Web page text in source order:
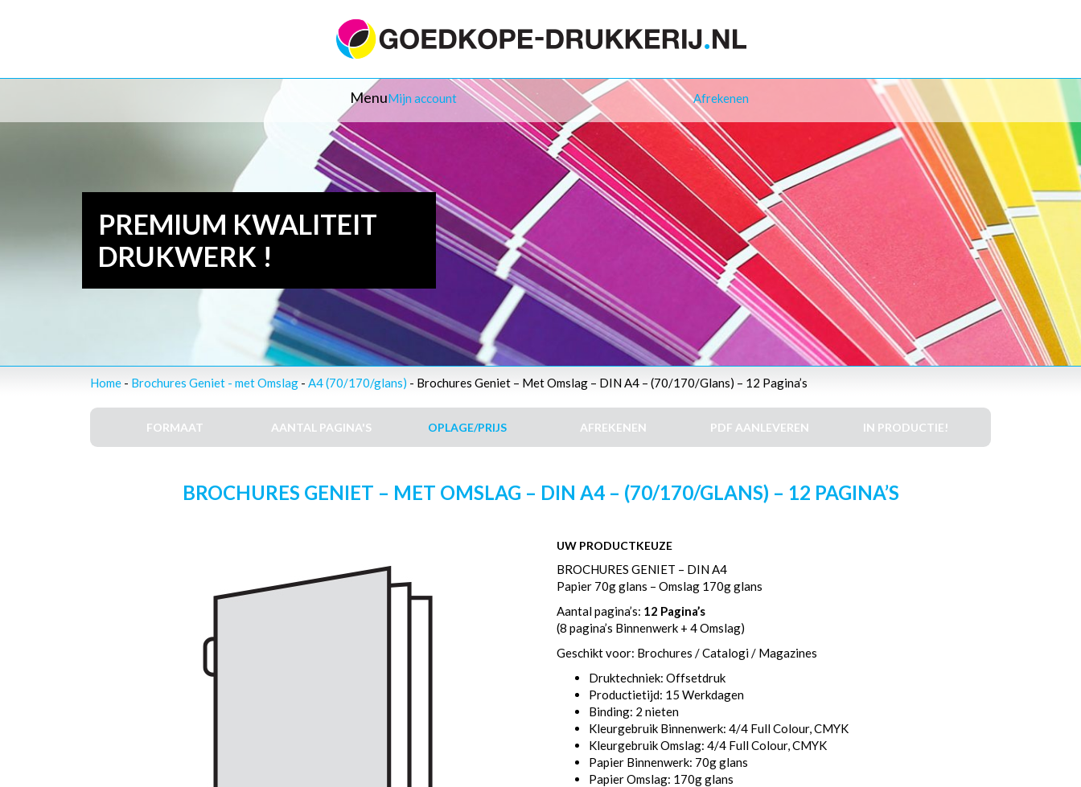
MenuMijn account Afrekenen
PREMIUM KWALITEIT
DRUKWERK !
Home - Brochures Geniet - met Omslag - A4 (70/170/glans) - Brochures Geniet – Met Omslag – DIN A4 – (70/170/Glans) – 12 Pagina’s
FORMAAT AANTAL PAGINA'S OPLAGE/PRIJS AFREKENEN PDF AANLEVEREN IN PRODUCTIE!
BROCHURES GENIET – MET OMSLAG – DIN A4 – (70/170/GLANS) – 12 PAGINA’S
UW PRODUCTKEUZE
BROCHURES GENIET – DIN A4
Papier 70g glans – Omslag 170g glans
Aantal pagina’s: 12 Pagina’s
(8 pagina’s Binnenwerk + 4 Omslag)
Geschikt voor: Brochures / Catalogi / Magazines
Druktechniek: Offsetdruk
Productietijd: 15 Werkdagen
Binding: 2 nieten
Kleurgebruik Binnenwerk: 4/4 Full Colour, CMYK
Kleurgebruik Omslag: 4/4 Full Colour, CMYK
Papier Binnenwerk: 70g glans
Papier Omslag: 170g glans